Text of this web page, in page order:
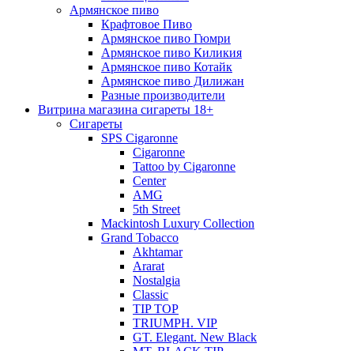
Армянское пиво
Крафтовое Пиво
Армянское пиво Гюмри
Армянское пиво Киликия
Армянское пиво Котайк
Армянское пиво Дилижан
Разные производители
Витрина магазина сигареты 18+
Cигареты
SPS Cigaronne
Сigaronne
Tattoo by Cigaronne
Center
AMG
5th Street
Mackintosh Luxury Collection
Grand Tobacco
Akhtamar
Ararat
Nostalgia
Classic
TIP TOP
TRIUMPH. VIP
GT. Elegant. New Black